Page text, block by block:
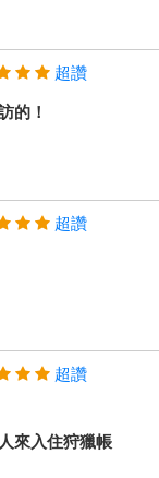
超讚
的！
超讚
超讚
來入住狩獵帳